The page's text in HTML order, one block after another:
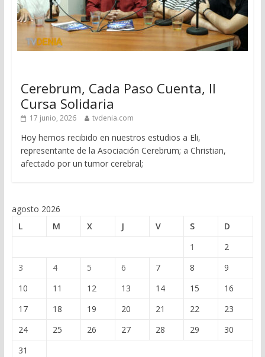
Cerebrum, Cada Paso Cuenta, II
Cursa Solidaria
17 junio, 2026 tvdenia.com
Hoy hemos recibido en nuestros estudios a Eli,
representante de la Asociación Cerebrum; a Christian,
afectado por un tumor cerebral;
agosto 2026
L
M X J V S
D
1
2
3
4 5 6 7 8
9
10
11 12 13 14 15
16
17
18 19 20 21 22
23
24
25 26 27 28 29
30
31